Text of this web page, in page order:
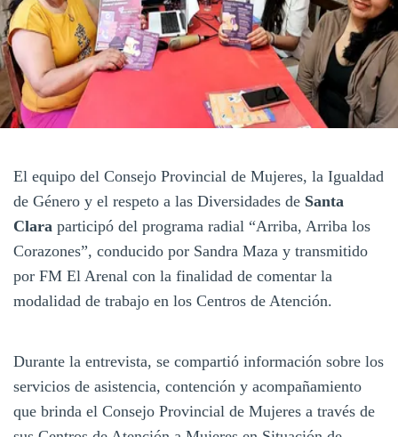
El equipo del Consejo Provincial de Mujeres, la Igualdad
de Género y el respeto a las Diversidades de Santa
Clara participó del programa radial “Arriba, Arriba los
Corazones”, conducido por Sandra Maza y transmitido
por FM El Arenal con la finalidad de comentar la
modalidad de trabajo en los Centros de Atención.
Durante la entrevista, se compartió información sobre los
servicios de asistencia, contención y acompañamiento
que brinda el Consejo Provincial de Mujeres a través de